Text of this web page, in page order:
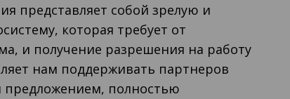
представляет собой зрелую и
которая требует от
и получение разрешения на работу
нам поддерживать партнеров
предложением, полностью